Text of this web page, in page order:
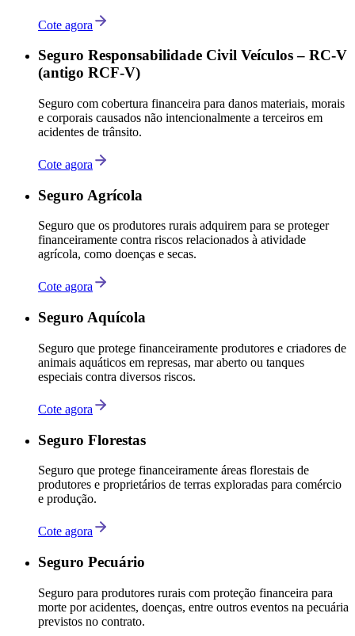
Cote agora
Seguro Responsabilidade Civil Veículos – RC-V
(antigo RCF-V)
Seguro com cobertura financeira para danos materiais, morais
e corporais causados não intencionalmente a terceiros em
acidentes de trânsito.
Cote agora
Seguro Agrícola
Seguro que os produtores rurais adquirem para se proteger
financeiramente contra riscos relacionados à atividade
agrícola, como doenças e secas.
Cote agora
Seguro Aquícola
Seguro que protege financeiramente produtores e criadores de
animais aquáticos em represas, mar aberto ou tanques
especiais contra diversos riscos.
Cote agora
Seguro Florestas
Seguro que protege financeiramente áreas florestais de
produtores e proprietários de terras exploradas para comércio
e produção.
Cote agora
Seguro Pecuário
Seguro para produtores rurais com proteção financeira para
morte por acidentes, doenças, entre outros eventos na pecuária
previstos no contrato.